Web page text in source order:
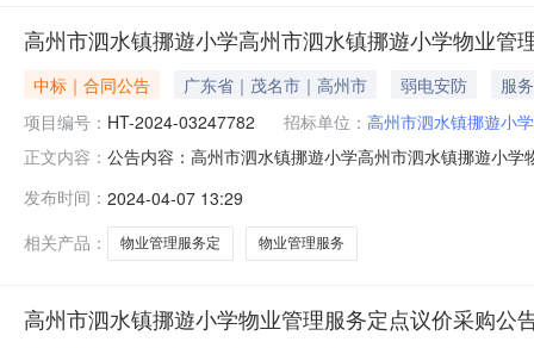
高州市泗水镇挪遊小学高州市泗水镇挪遊小学物业管
中标｜合同公告 广东省｜茂名市｜高州市 弱电安防
服务
项目编号： HT-2024-03247782 招标单位： 高州市泗水镇挪遊小学
正文内容： 公告内容：高州市泗水镇挪遊小学高州市泗水镇挪遊小
遊小学地址：广东省-茂名市-高州市泗水镇挪遊小学联
发布时间： 2024-04-07 13:29
相关产品：
物业管理服务定 物业管理服务
高州市泗水镇挪遊小学物业管理服务定点议价采购公